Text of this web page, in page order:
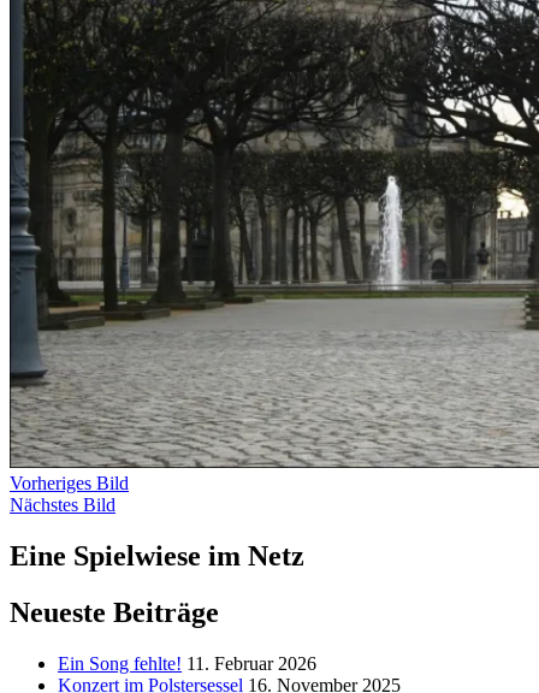
Vorheriges Bild
Nächstes Bild
Eine Spielwiese im Netz
Neueste Beiträge
Ein Song fehlte! 11. Februar 2026
Konzert im Polstersessel 16. November 2025